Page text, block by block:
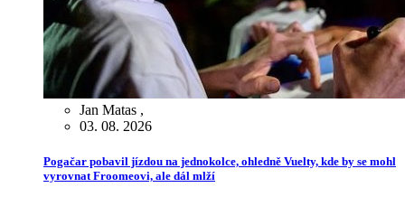
Jan Matas ,
03. 08. 2026
Pogačar pobavil jízdou na jednokolce, ohledně Vuelty, kde by se mohl
vyrovnat Froomeovi, ale dál mlží